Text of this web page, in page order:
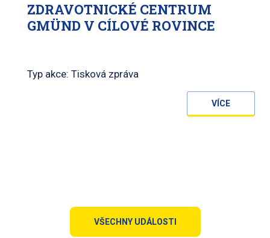
ZDRAVOTNICKÉ CENTRUM
GMÜND V CÍLOVÉ ROVINCE
Typ akce: Tisková zpráva
VÍCE
VŠECHNY UDÁLOSTI